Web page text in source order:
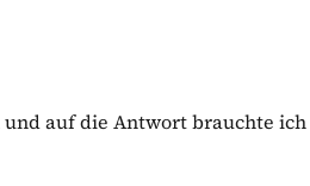
auf die Antwort brauchte ich